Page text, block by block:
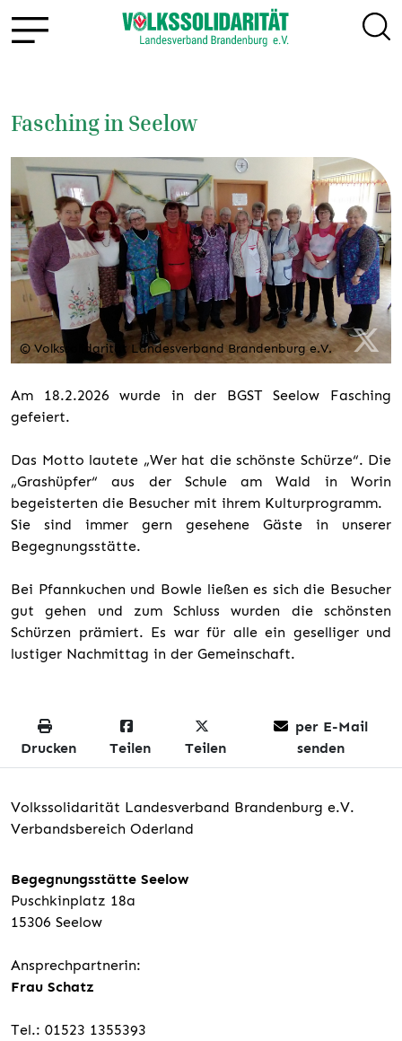
Fasching in Seelow
© Volkssolidarität Landesverband Brandenburg e.V.
Am 18.2.2026 wurde in der BGST Seelow Fasching
gefeiert.
Das Motto lautete „Wer hat die schönste Schürze“. Die
„Grashüpfer“ aus der Schule am Wald in Worin
begeisterten die Besucher mit ihrem Kulturprogramm.
Sie sind immer gern gesehene Gäste in unserer
Begegnungsstätte.
Bei Pfannkuchen und Bowle ließen es sich die Besucher
gut gehen und zum Schluss wurden die schönsten
Schürzen prämiert. Es war für alle ein geselliger und
lustiger Nachmittag in der Gemeinschaft.
Drucken Teilen Teilen
per E-Mail
senden
Volkssolidarität Landesverband Brandenburg e.V.
Verbandsbereich Oderland
Begegnungsstätte Seelow
Puschkinplatz 18a
15306 Seelow
Ansprechpartnerin:
Frau Schatz
Tel.: 01523 1355393